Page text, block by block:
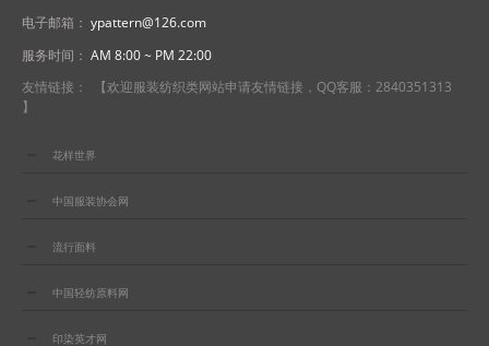
电子邮箱： ypattern@126.com
服务时间： AM 8:00 ~ PM 22:00
友情链接： 【欢迎服装纺织类网站申请友情链接，QQ客服：2840351313
】
花样世界
中国服装协会网
流行面料
中国轻纺原料网
印染英才网